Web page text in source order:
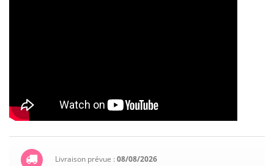
Livraison prévue :08/08/2026